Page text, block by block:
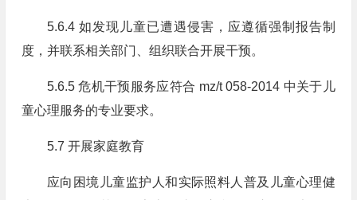
5.6.4 如发现儿童已遭遇侵害，应遵循强制报告制
度，并联系相关部门、组织联合开展干预。
5.6.5 危机干预服务应符合 mz/t 058-2014 中关于儿
童心理服务的专业要求。
5.7 开展家庭教育
应向困境儿童监护人和实际照料人普及儿童心理健